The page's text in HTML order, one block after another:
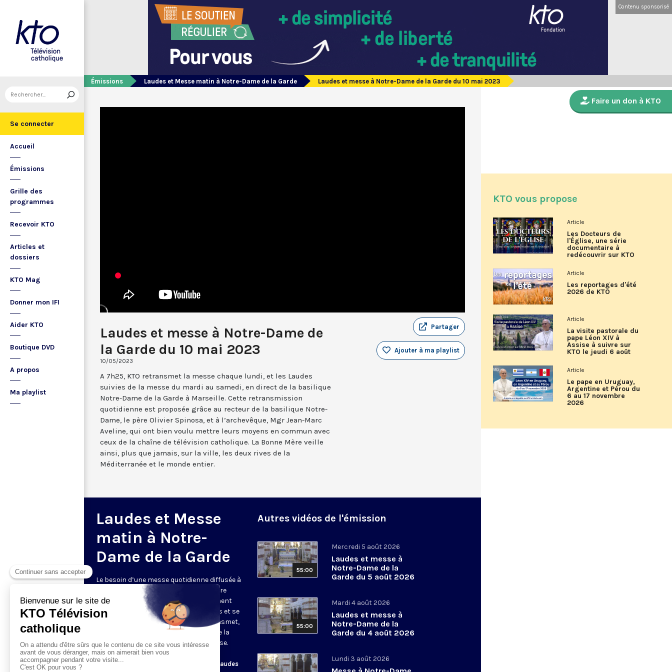
Se connecter
Accueil
Émissions
Grille des
programmes
Recevoir KTO
Articles et
dossiers
KTO Mag
Donner mon IFI
Aider KTO
Boutique DVD
A propos
Ma playlist
Contenu sponsorisé
Émissions Laudes et Messe matin à Notre-Dame de la Garde Laudes et messe à Notre-Dame de la Garde du 10 mai 2023
Laudes et messe à Notre-Dame de
la Garde du 10 mai 2023
10/05/2023
Partager
Ajouter à ma playlist
A 7h25, KTO retransmet la messe chaque lundi, et les Laudes
suivies de la messe du mardi au samedi, en direct de la basilique
Notre-Dame de la Garde à Marseille. Cette retransmission
quotidienne est proposée grâce au recteur de la basilique Notre-
Dame, le père Olivier Spinosa, et à l’archevêque, Mgr Jean-Marc
Aveline, qui ont bien voulu mettre leurs moyens en commun avec
ceux de la chaîne de télévision catholique. La Bonne Mère veille
ainsi, plus que jamais, sur la ville, les deux rives de la
Méditerranée et le monde entier.
Laudes et Messe
matin à Notre-
Dame de la Garde
Le besoin d’une messe quotidienne diffusée à
la télévision a été exprimé d’une manière
encore plus forte pendant le confinement
dans de nombreux pays francophones et se
maintient depuis la reprise. KTO retransmet,
en direct de la basilique Notre-Dame de la
Garde, à Marseille, les laudes et la messe.
Le lundi à 7h25, la messe
Du mardi au samedi à 7h25, messe avec laudes
Autres vidéos de l'émission
55:00
Mercredi 5 août 2026
Laudes et messe à
Notre-Dame de la
Garde du 5 août 2026
55:00
Mardi 4 août 2026
Laudes et messe à
Notre-Dame de la
Garde du 4 août 2026
Lundi 3 août 2026
Faire un don à KTO
KTO vous propose
Article
Les Docteurs de
l'Église, une série
documentaire à
redécouvrir sur KTO
Article
Les reportages d'été
2026 de KTO
Article
La visite pastorale du
pape Léon XIV à
Assise à suivre sur
KTO le jeudi 6 août
Article
Le pape en Uruguay,
Argentine et Pérou du
6 au 17 novembre
2026